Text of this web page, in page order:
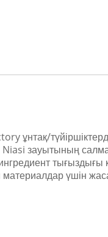
ұнтақ/
зауытының
ингредиент
материалдар үшін